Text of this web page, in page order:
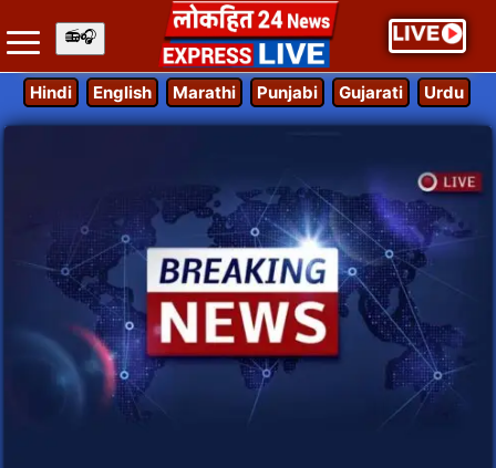
Hindi English Marathi Punjabi Gujarati Urdu